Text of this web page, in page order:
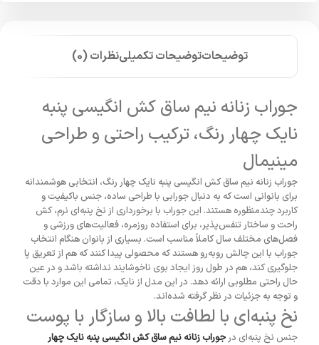
توضیحاتتوضیحات تکمیلینظرات (0)
جوراب زنانه نیم ساق کش انگیسی پنبه
نایک چهار رنگ، ترکیب راحتی و طراحی
مینیمال
جوراب زنانه نیم ساق کش انگیسی پنبه نایک چهار رنگ، انتخابی هوشمندانه
برای بانوانی است که به دنبال جورابی با طراحی ساده، جنس باکیفیت و
کاربرد چندمنظوره هستند. این جوراب با برخورداری از نخ پنبه‌ای نرم، کش
راحت و ساختار تنفس‌پذیر، برای استفاده روزمره، فعالیت‌های ورزشی و
فصل‌های مختلف سال کاملاً مناسب است. بسیاری از بانوان هنگام انتخاب
جوراب با این چالش روبه‌رو هستند که محصولی پیدا کنند که هم از تعریق پا
جلوگیری کند، هم در طول روز ایجاد بوی ناخوشایند نداشته باشد و در عین
حال راحتی مطلوبی ارائه دهد. در این مدل از نایک، تمامی این موارد با دقت
و توجه به جزئیات در نظر گرفته شده‌اند.
نخ پنبه‌ای با لطافت بالا و سازگار با پوست
جنس نخ پنبه‌ای درجوراب زنانه نیم ساق کش انگیسی پنبه نایک چهار